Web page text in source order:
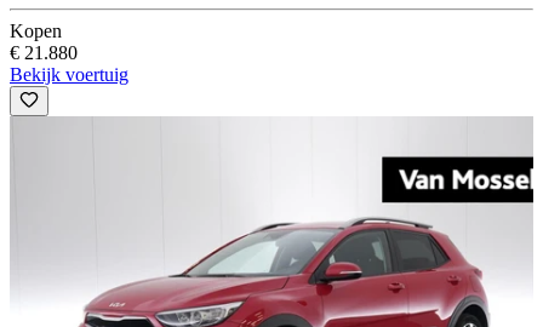
Kopen
€ 21.880
Bekijk voertuig